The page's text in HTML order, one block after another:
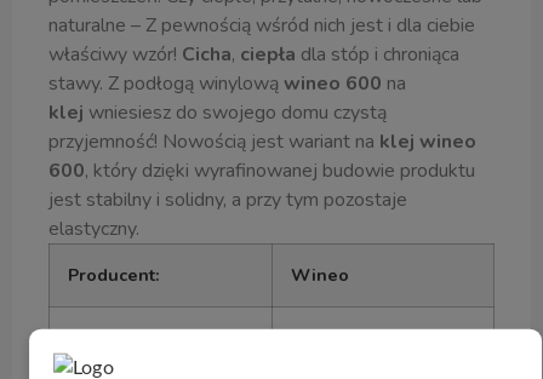
naturalne – Z pewnością wśród nich jest i dla ciebie
właściwy wzór! Cicha, ciepła dla stóp i chroniąca
stawy. Z podłogą winylową wineo 600 na
klej wniesiesz do swojego domu czystą
przyjemność! Nowością jest wariant na klej wineo
600, który dzięki wyrafinowanej budowie produktu
jest stabilny i solidny, a przy tym pozostaje
elastyczny.
Producent: Wineo